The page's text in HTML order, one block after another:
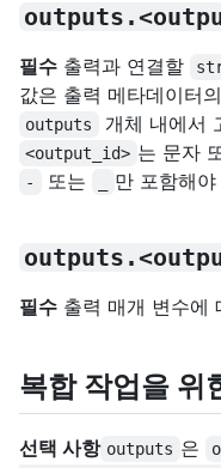
필수 출력과 연결할
값은 출력 메타데이터
outputs 개체 내에서
<output_id> 는 문자
- 또는 만 포함해
필수 출력 매개 변수에
복합 작업을 위
선택 사항 outputs 은